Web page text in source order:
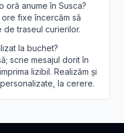
oră anume în Susca?
fixe încercăm să
traseul curierilor.
la buchet?
scrie mesajul dorit în
lizibil. Realizăm și
personalizate, la cerere.